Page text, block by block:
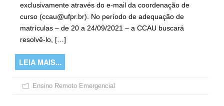
exclusivamente através do e-mail da coordenação de
curso (ccau@ufpr.br). No período de adequação de
matrículas – de 20 a 24/09/2021 – a CCAU buscará
resolvê-lo, […]
LEIA MAIS...
Ensino Remoto Emergencial